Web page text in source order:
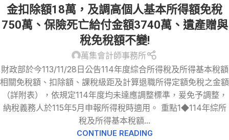
金扣除額18萬，及調高個人基本所得額免稅
750萬、保險死亡給付金額3740萬、遺產贈與
稅免稅額不變!
萬集會計師事務所
財政部於今113/11/28日公告114年度綜合所得稅及所得基本稅額
相關免稅額、扣除額、課稅級距及計算退職所得定額免稅之金額
（詳附表），依規定114年度均未達應調整標準，爰免予調整，
納稅義務人於115年5月申報所得稅時適用。 重點1◆114年綜所
稅及所得基本稅額...
CONTINUE READING